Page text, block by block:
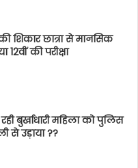
शिकार छात्रा से मानसिक
12वीं की परीक्षा
बुर्खाधारी महिला को पुलिस
से उड़ाया ??